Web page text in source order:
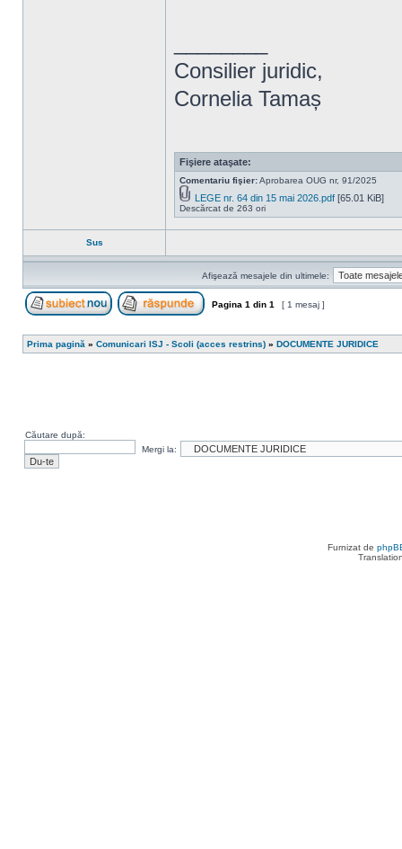
Consilier juridic,
Cornelia Tamaș
Fişiere ataşate:
Comentariu fişier:Aprobarea OUG nr, 91/2025
LEGE nr. 64 din 15 mai 2026.pdf [65.01 KiB]
Descărcat de 263 ori
Sus
Afişează mesajele din ultimele:
Pagina 1 din 1 [ 1 mesaj ]
Prima pagină » Comunicari ISJ - Scoli (acces restrins) » DOCUMENTE JURIDICE
Căutare după:
Mergi la:
Furnizat de